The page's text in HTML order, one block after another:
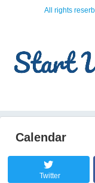
All rights
Calendar
Twitter